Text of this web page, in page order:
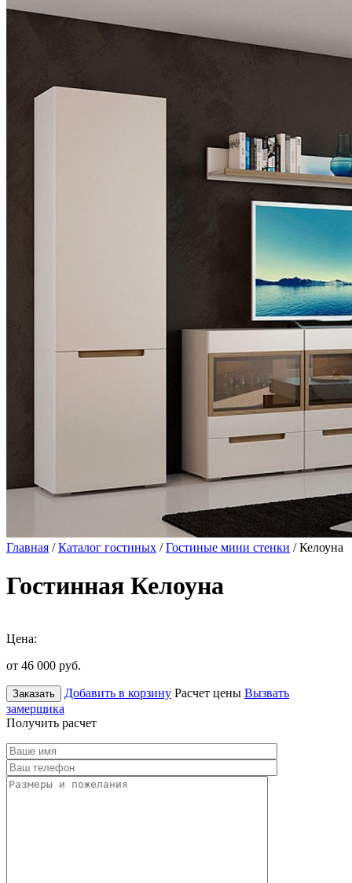
Главная /Каталог гостиных /Гостиные мини стенки / Келоуна
Гостинная Келоуна
Цена:
от 46 000 руб.
Заказать Добавить в корзину Расчет цены Вызвать
замерщика
Получить расчет